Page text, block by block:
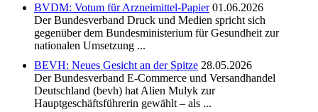
BVDM: Votum für Arzneimittel-Papier01.06.2026
Der Bundesverband Druck und Medien spricht sich
gegenüber dem Bundesministerium für Gesundheit zur
nationalen Umsetzung ...
BEVH: Neues Gesicht an der Spitze 28.05.2026
Der Bundesverband E-Commerce und Versandhandel
Deutschland (bevh) hat Alien Mulyk zur
Hauptgeschäftsführerin gewählt – als ...